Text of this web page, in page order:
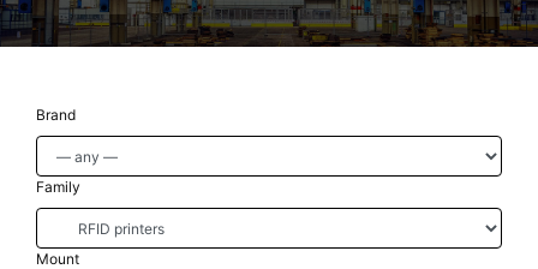
Brand
Family
Mount